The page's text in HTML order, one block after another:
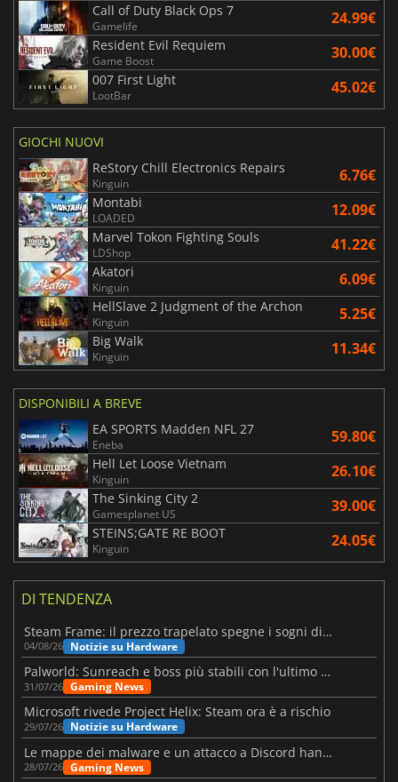
Call of Duty Black Ops 7
Gamelife 24.99€
Resident Evil Requiem
Game Boost 30.00€
007 First Light
LootBar 45.02€
GIOCHI NUOVI
ReStory Chill Electronics Repairs
Kinguin 6.76€
Montabi
LOADED 12.09€
Marvel Tokon Fighting Souls
LDShop 41.22€
Akatori
Kinguin 6.09€
HellSlave 2 Judgment of the Archon
Kinguin 5.25€
Big Walk
Kinguin 11.34€
DISPONIBILI A BREVE
EA SPORTS Madden NFL 27
Eneba 59.80€
Hell Let Loose Vietnam
Kinguin 26.10€
The Sinking City 2
Gamesplanet US 39.00€
STEINS;GATE RE BOOT
Kinguin 24.05€
DI TENDENZA
Steam Frame: il prezzo trapelato spegne i sogni di un VR economico
04/08/26 Notizie su Hardware
Palworld: Sunreach e boss più stabili con l'ultimo update
31/07/26 Gaming News
Microsoft rivede Project Helix: Steam ora è a rischio
29/07/26 Notizie su Hardware
Le mappe dei malware e un attacco a Discord hanno colpito Meccha Chameleon
28/07/26 Gaming News